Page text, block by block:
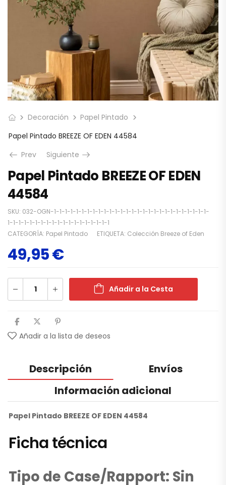
Decoración
Papel Pintado
Papel Pintado BREEZE OF EDEN 44584
Prev
Siguiente
Papel Pintado BREEZE OF EDEN
44584
SKU: 032-OGN-1-1-1-1-1-1-1-1-1-1-1-1-1-1-1-1-1-1-1-1-1-1-1-1-1-1-1-1-
1-1-1-1-1-1-1-1-1-1-1-1-1-1-1-1-1-1-1
CATEGORÍA: Papel Pintado ETIQUETA: Colección Breeze of Eden
49,95€
Añadir a la Cesta
Añadir a la lista de deseos
Descripción
Envíos
Información adicional
Papel Pintado BREEZE OF EDEN 44584
Ficha técnica
Tipo de Case/Rapport: Sin